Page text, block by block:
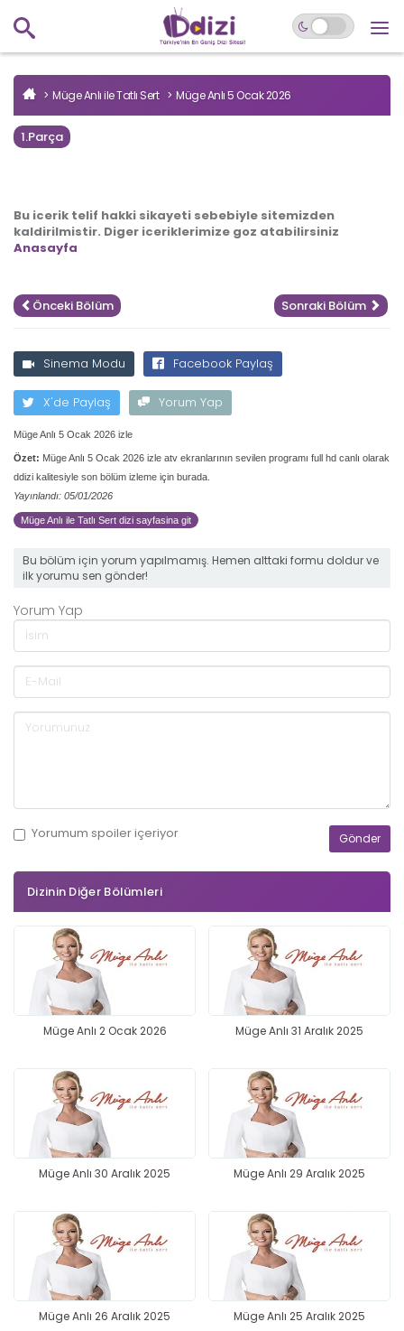
Müge Anlı ile Tatlı Sert Müge Anlı 5 Ocak 2026
1.Parça
Bu icerik telif hakki sikayeti sebebiyle sitemizden
kaldirilmistir. Diger iceriklerimize goz atabilirsiniz
Anasayfa
Önceki Bölüm Sonraki Bölüm
Sinema Modu Facebook Paylaş
X'de Paylaş Yorum Yap
Müge Anlı 5 Ocak 2026 izle
Özet: Müge Anlı 5 Ocak 2026 izle atv ekranlarının sevilen programı full hd canlı olarak
ddizi kalitesiyle son bölüm izleme için burada.
Yayınlandı: 05/01/2026
Müge Anlı ile Tatlı Sert dizi sayfasina git
Bu bölüm için yorum yapılmamış. Hemen alttaki formu doldur ve
ilk yorumu sen gönder!
Yorum Yap
Yorumum spoileriçeriyor
Dizinin Diğer Bölümleri
Müge Anlı 2 Ocak 2026 Müge Anlı 31 Aralık 2025
Müge Anlı 30 Aralık 2025 Müge Anlı 29 Aralık 2025
Müge Anlı 26 Aralık 2025 Müge Anlı 25 Aralık 2025